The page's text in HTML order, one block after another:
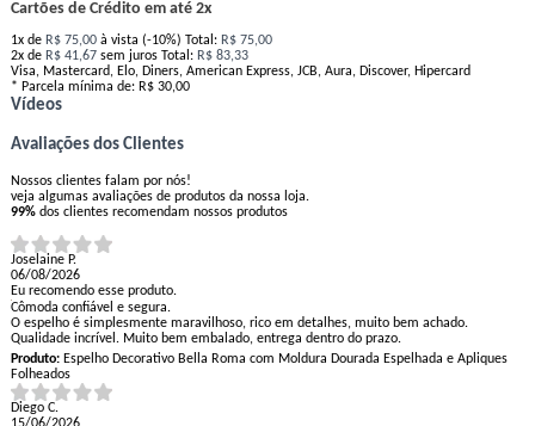
Cartões de Crédito em até 2x
1xde R$ 75,00 à vista (-10%) Total: R$ 75,00
2xde R$ 41,67 sem juros Total: R$ 83,33
Visa, Mastercard, Elo, Diners, American Express, JCB, Aura, Discover, Hipercard
* Parcela mínima de: R$ 30,00
Vídeos
Avaliações dos Clientes
Nossos clientes falam por nós!
veja algumas avaliações de produtos da nossa loja.
99% dos clientes recomendam nossos produtos
Joselaine P.
06/08/2026
Eu recomendo esse produto.
Cômoda confiável e segura.
O espelho é simplesmente maravilhoso, rico em detalhes, muito bem achado.
Qualidade incrível. Muito bem embalado, entrega dentro do prazo.
Produto:Espelho Decorativo Bella Roma com Moldura Dourada Espelhada e Apliques
Folheados
Diego C.